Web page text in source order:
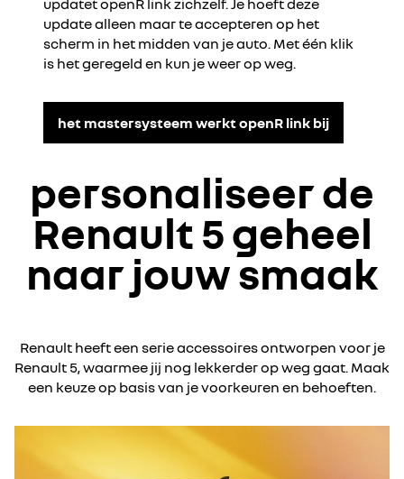
updatet openR link zichzelf. Je hoeft deze
update alleen maar te accepteren op het
scherm in het midden van je auto. Met één klik
is het geregeld en kun je weer op weg.
het mastersysteem werkt openR link bij
personaliseer de
Renault 5 geheel
naar jouw smaak
Renault heeft een serie accessoires ontworpen voor je
Renault 5, waarmee jij nog lekkerder op weg gaat. Maak
een keuze op basis van je voorkeuren en behoeften.